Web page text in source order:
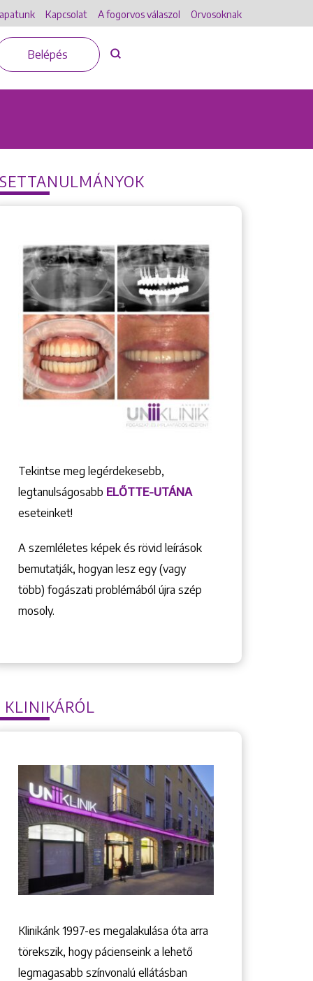
Kapcsolat A fogorvos válaszol Orvosoknak
Belépés
Tekintse meg legérdekesebb,
legtanulságosabb ELŐTTE-UTÁNA
eseteinket!
A szemléletes képek és rövid leírások
bemutatják, hogyan lesz egy (vagy
több) fogászati problémából újra szép
mosoly.
KLINIKÁRÓL
Klinikánk 1997-­es megalakulása óta arra
törekszik, hogy pácienseink a lehető
legmagasabb színvonalú ellátásban